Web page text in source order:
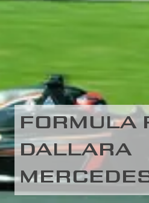
FORMULA
DALLARA